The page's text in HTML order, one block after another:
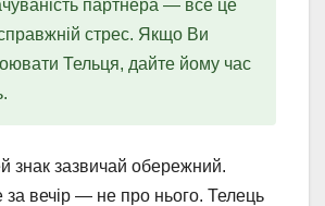
партнера — все це
стрес. Якщо Ви
Тельця, дайте йому час
знак зазвичай обережний.
за вечір — не про нього. Телець